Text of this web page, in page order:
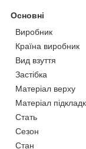
Основні
Виробник
Країна виробник
Вид взуття
Застібка
Матеріал верху
Матеріал
Стать
Сезон
Стан